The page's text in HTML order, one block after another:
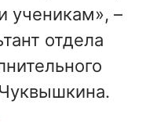
ученикам», –
отдела